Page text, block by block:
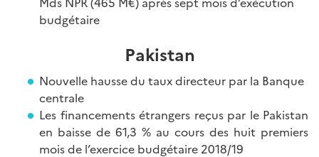
budgétaire
Pakistan
Nouvelle hausse du taux directeur par la Banque
centrale
Les financements étrangers reçus par le Pakistan
en baisse de 61,3 % au cours des huit premiers
mois de l’exercice budgétaire 2018/19